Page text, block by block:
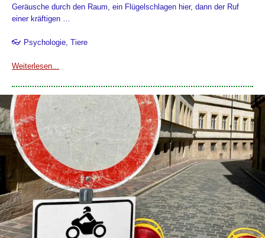
Geräusche durch den Raum, ein Flügelschlagen hier, dann der Ruf
einer kräftigen …
👓 Psychologie, Tiere
Weiterlesen...